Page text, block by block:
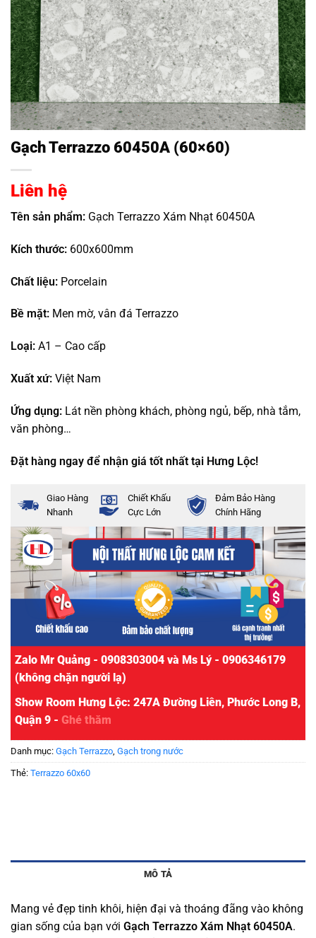
Gạch Terrazzo 60450A (60×60)
Liên hệ
Tên sản phẩm: Gạch Terrazzo Xám Nhạt 60450A
Kích thước: 600x600mm
Chất liệu: Porcelain
Bề mặt: Men mờ, vân đá Terrazzo
Loại: A1 – Cao cấp
Xuất xứ: Việt Nam
Ứng dụng: Lát nền phòng khách, phòng ngủ, bếp, nhà tắm,
văn phòng…
Đặt hàng ngay để nhận giá tốt nhất tại Hưng Lộc!
Giao Hàng
Nhanh
Chiết Khấu
Cực Lớn
Đảm Bảo Hàng
Chính Hãng
Zalo Mr Quảng - 0908303004 và Ms Lý - 0906346179
(không chặn người lạ)
Show Room Hưng Lộc: 247A Đường Liên, Phước Long B,
Quận 9 - Ghé thăm
Danh mục: Gạch Terrazzo Gạch trong nước
Thẻ: Terrazzo 60x60
MÔ TẢ
Mang vẻ đẹp tinh khôi, hiện đại và thoáng đãng vào không
gian sống của bạn với Gạch Terrazzo Xám Nhạt 60450A.